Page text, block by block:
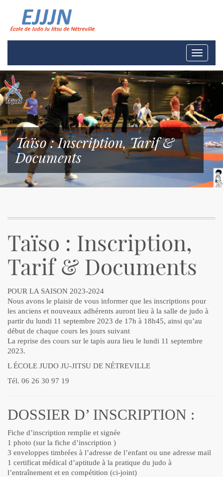
Toggle
Taïso : Inscription, Tarif &
Documents
Taïso : Inscription,
Tarif & Documents
POUR LA SAISON 2023-2024
Nous avons le plaisir de vous informer que les inscriptions pour
les anciens et nouveaux adhérents auront lieu à la salle de judo à
partir du lundi 11 septembre 2023 de 17h à 18h45, ainsi qu’au
début de chaque cours les jours suivant
La reprise des cours sur le tapis aura lieu le lundi 11 septembre
2023.
L ÉCOLE JUDO JU-JITSU DE NÉTREVILLE
Tél. 06 26 30 97 19
DOSSIER D’ INSCRIPTION :
Fiche d’inscription remplie et signée
1 photo (sur la fiche d’inscription )
3 enveloppes timbrées à l’adresse de l’enfant ou une adresse mail
1 certificat médical d’aptitude à la pratique du judo à
l’entraînement et en compétition (ci-joint)